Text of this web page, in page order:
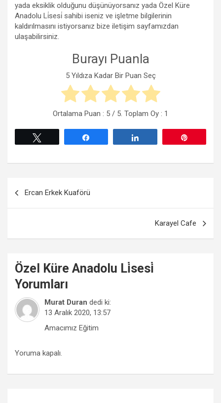
yada eksiklik olduğunu düşünüyorsanız yada Özel Küre
Anadolu Li̇sesi̇ sahibi iseniz ve işletme bilgilerinin
kaldırılmasını istiyorsanız bize iletişim sayfamızdan
ulaşabilirsiniz.
Burayı Puanla
5 Yıldıza Kadar Bir Puan Seç
Ortalama Puan : 5 / 5. Toplam Oy : 1
Ercan Erkek Kuaförü
Karayel Cafe
Özel Küre Anadolu Li̇sesi̇
Yorumları
Murat Duran dedi ki:
13 Aralık 2020, 13:57
Amacımız Eğitim
Yoruma kapalı.